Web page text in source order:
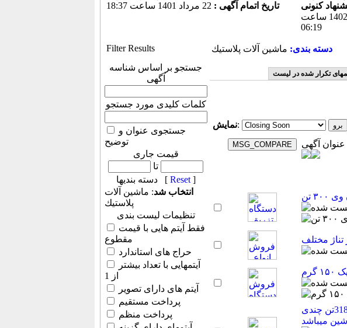
تاریخ اتمام آگهی :
3 ارديبهشت 1402 ساعت
06:19
Filter Results
جستجو بر اساس شناسه
آگهی
کلمات کلیدی مورد جستجو
توضیح
قیمت جاری
دسته بندیها [ Reset]
انتخاب شد: ماشين آلات
پلاستيك
تنظیمات لیست بندی
مقطوع
حراج های استاندارد
از 1
آیتم های دارای تصویر
پرداخت مستقیم
پرداخت منظم
دسته بندی: ماشين آلات پلاستيك
تکرار شده در لیست
نمایش:
عنوان آگهی
تن
مختلف
تزریق318تن چندی(اطلاعات ثبت شده از سایت جهان